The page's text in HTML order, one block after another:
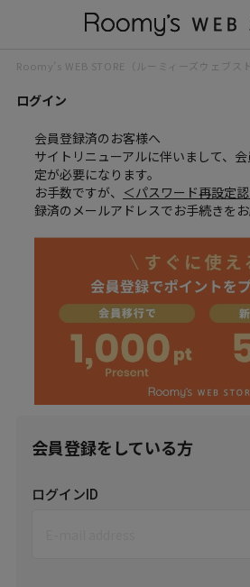
Roomy’s WEB STORE（ルーミィーズウェブスト
ログイン
会員登録済のお客様へ
サイトリニューアルに伴いまして、
定が必要になります。
お手数ですが、 ＜パスワード再設定
録済のメールアドレスでお手続きをお
会員登録をしている方
ログインID